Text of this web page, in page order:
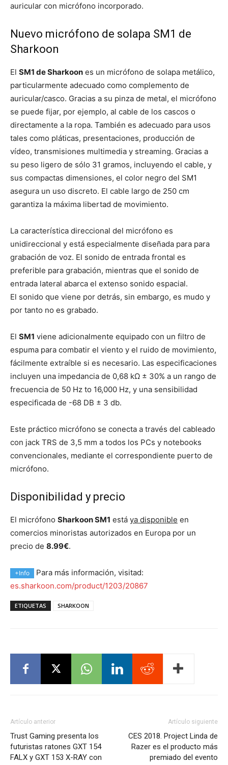
auricular con micrófono incorporado.
Nuevo micrófono de solapa SM1 de
Sharkoon
El SM1 de Sharkoon es un micrófono de solapa metálico,
particularmente adecuado como complemento de
auricular/casco. Gracias a su pinza de metal, el micrófono
se puede fijar, por ejemplo, al cable de los cascos o
directamente a la ropa. También es adecuado para usos
tales como pláticas, presentaciones, producción de
vídeo, transmisiones multimedia y streaming. Gracias a
su peso ligero de sólo 31 gramos, incluyendo el cable, y
sus compactas dimensiones, el color negro del SM1
asegura un uso discreto. El cable largo de 250 cm
garantiza la máxima libertad de movimiento.
La característica direccional del micrófono es
unidireccional y está especialmente diseñada para para
grabación de voz. El sonido de entrada frontal es
preferible para grabación, mientras que el sonido de
entrada lateral abarca el extenso sonido espacial.
El sonido que viene por detrás, sin embargo, es mudo y
por tanto no es grabado.
El SM1 viene adicionalmente equipado con un filtro de
espuma para combatir el viento y el ruido de movimiento,
fácilmente extraíble si es necesario. Las especificaciones
incluyen una impedancia de 0,68 kΩ ± 30% a un rango de
frecuencia de 50 Hz to 16,000 Hz, y una sensibilidad
especificada de -68 DB ± 3 db.
Este práctico micrófono se conecta a través del cableado
con jack TRS de 3,5 mm a todos los PCs y notebooks
convencionales, mediante el correspondiente puerto de
micrófono.
Disponibilidad y precio
El micrófono Sharkoon SM1 está ya disponible en
comercios minoristas autorizados en Europa por un
precio de 8.99€.
+Info
Para más información, visitad:
es.sharkoon.com/product/1203/20867
ETIQUETAS SHARKOON
Artículo anterior
Trust Gaming presenta los
futuristas ratones GXT 154
FALX y GXT 153 X-RAY con
Artículo siguiente
CES 2018. Project Linda de
Razer es el producto más
premiado del evento